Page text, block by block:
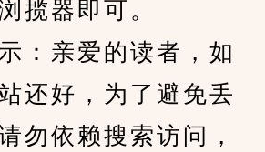
揽器即可。
亲爱的读者，如
还好，为了避免丢
勿依赖搜索访问，